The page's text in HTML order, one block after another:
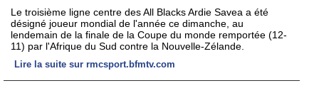
Le troisième ligne centre des All Blacks Ardie Savea a été
désigné joueur mondial de l'année ce dimanche, au
lendemain de la finale de la Coupe du monde remportée (12-
11) par l'Afrique du Sud contre la Nouvelle-Zélande.
Lire la suite sur rmcsport.bfmtv.com